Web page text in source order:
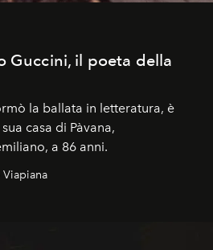
Guccini, il poeta della
la ballata in letteratura, è
casa di Pàvana,
a 86 anni.